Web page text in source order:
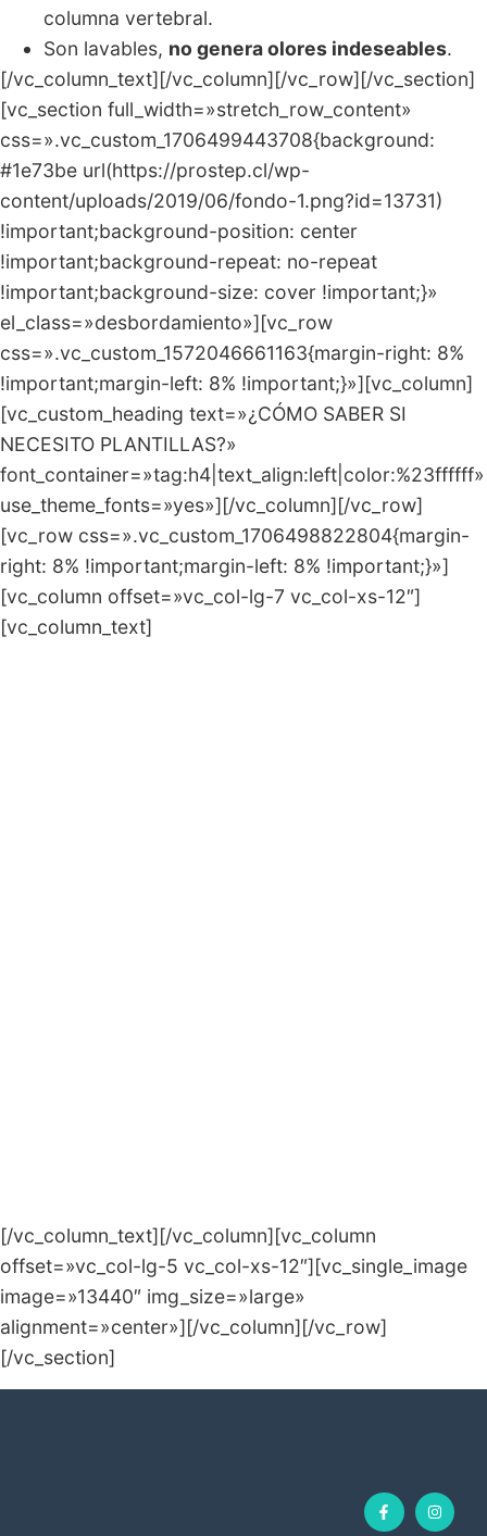
columna vertebral.
Son lavables, no genera olores indeseables.
[/vc_column_text][/vc_column][/vc_row][/vc_section]
[vc_section full_width=»stretch_row_content»
css=».vc_custom_1706499443708{background:
#1e73be url(https://prostep.cl/wp-
content/uploads/2019/06/fondo-1.png?id=13731)
!important;background-position: center
!important;background-repeat: no-repeat
!important;background-size: cover !important;}»
el_class=»desbordamiento»][vc_row
css=».vc_custom_1572046661163{margin-right: 8%
!important;margin-left: 8% !important;}»][vc_column]
[vc_custom_heading text=»¿CÓMO SABER SI
NECESITO PLANTILLAS?»
font_container=»tag:h4|text_align:left|color:%23ffffff»
use_theme_fonts=»yes»][/vc_column][/vc_row]
[vc_row css=».vc_custom_1706498822804{margin-
right: 8% !important;margin-left: 8% !important;}»]
[vc_column offset=»vc_col-lg-7 vc_col-xs-12″]
[vc_column_text]
[/vc_column_text][/vc_column][vc_column
offset=»vc_col-lg-5 vc_col-xs-12″][vc_single_image
image=»13440″ img_size=»large»
alignment=»center»][/vc_column][/vc_row]
[/vc_section]